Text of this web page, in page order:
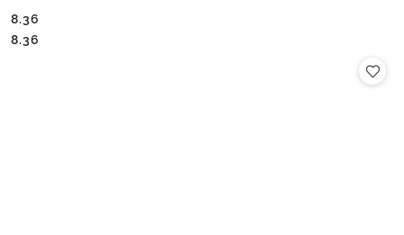
Cena:
8.36
Cena:
8.36